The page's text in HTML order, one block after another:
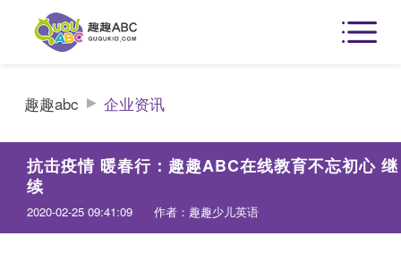
趣趣abc 企业资讯
抗击疫情 暖春行：趣趣ABC在线教育不忘初心 继
续
2020-02-25 09:41:09 作者：趣趣少儿英语